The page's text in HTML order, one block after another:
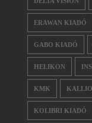
ERAWAN KIADÓ
GABO KIADÓ
HELIKON
KMK
KOLIBRI KIADÓ